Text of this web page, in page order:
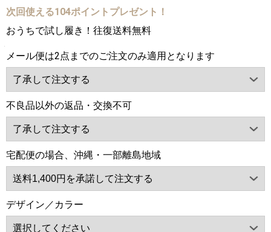
次回使える104ポイントプレゼント！
おうちで試し履き！往復送料無料
メール便は2点までのご注文のみ適用となります
不良品以外の返品・交換不可
宅配便の場合、沖縄・一部離島地域
デザイン／カラー